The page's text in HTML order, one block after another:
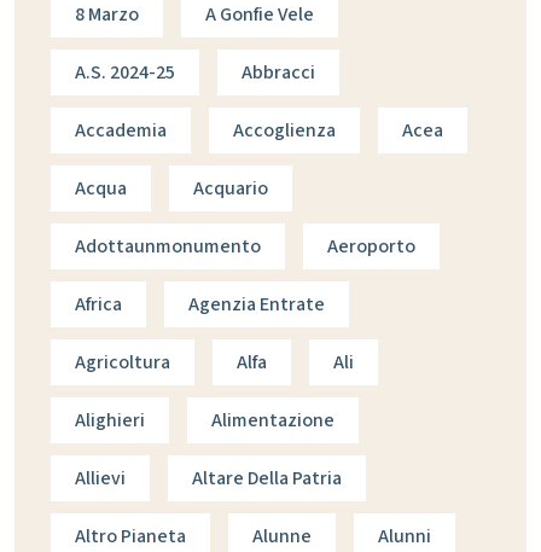
8 Marzo A Gonfie Vele
A.s. 2024-25 Abbracci
Accademia Accoglienza Acea
Acqua Acquario
Adottaunmonumento Aeroporto
Africa Agenzia Entrate
Agricoltura Alfa Ali
Alighieri Alimentazione
Allievi Altare Della Patria
Altro Pianeta Alunne Alunni